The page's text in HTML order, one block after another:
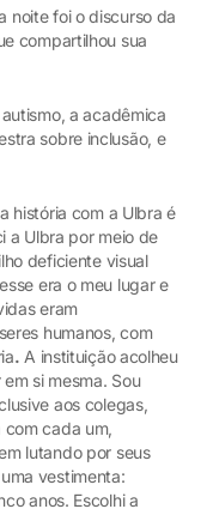
noite foi o discurso da
compartilhou sua
a acadêmica
sobre inclusão, e
história com a Ulbra é
a Ulbra por meio de
deficiente visual
era o meu lugar e
eram
humanos, com
. A instituição acolheu
si mesma. Sou
aos colegas,
com cada um,
lutando por seus
vestimenta:
anos. Escolhi a